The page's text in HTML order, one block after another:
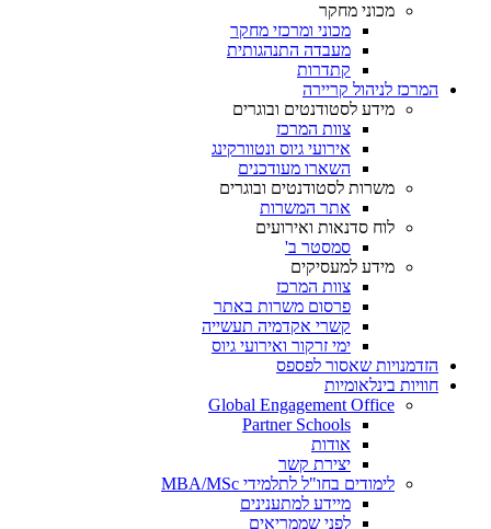
מכוני מחקר
מכוני ומרכזי מחקר
מעבדה התנהגותית
קתדרות
המרכז לניהול קריירה
מידע לסטודנטים ובוגרים
צוות המרכז
אירועי גיוס ונטוורקינג
השארו מעודכנים
משרות לסטודנטים ובוגרים
אתר המשרות
לוח סדנאות ואירועים
סמסטר ב'
מידע למעסיקים
צוות המרכז
פרסום משרות באתר
קשרי אקדמיה תעשייה
ימי זרקור ואירועי גיוס
הזדמנויות שאסור לפספס
חוויות בינלאומיות
Global Engagement Office
Partner Schools
אודות
יצירת קשר
לימודים בחו"ל לתלמידי MBA/MSc
מיידע למתענינים
לפני שממריאים